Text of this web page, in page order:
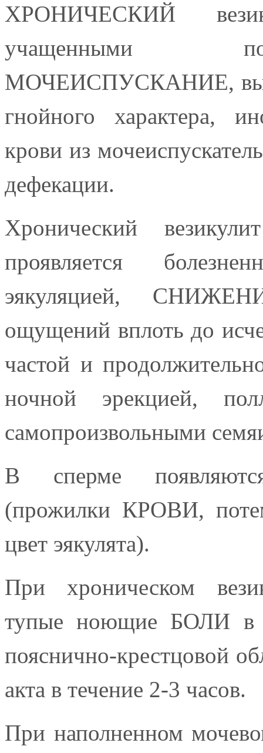
ХРОНИЧЕСКИЙ
учащенными
МОЧЕИСПУСКАНИЕ,
гнойного характера,
крови из
дефекации.
Хронический
проявляется
эякуляцией,
ощущений вплоть до
частой и
ночной эрекцией,
самопроизвольными
В сперме
(прожилки КРОВИ,
цвет эякулята).
При хроническом
тупые ноющие БОЛИ
пояснично-крестцовой
акта в течение 2-3 часов.
При наполненном